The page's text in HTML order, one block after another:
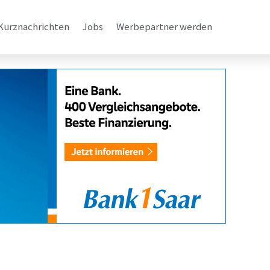
Jobs Werbepartner werden